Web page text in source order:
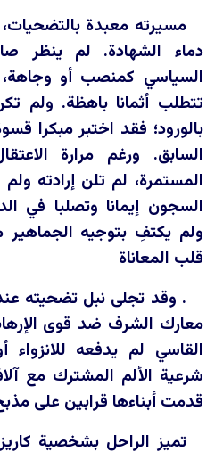
مسيرته معبدة بالتضحيات،
دماء الشهادة. لم ينظر
السياسي كمنصب أو وجاهة،
تتطلب أثمانا باهظة. ولم
بالورود؛ فقد اختبر مبكرا
السابق. ورغم مرارة
المستمرة، لم تلن إرادته
السجون إيمانا وتصلبا في
ولم يكتفِ بتوجيه
قلب المعاناة
. وقد تجلى نبل تضحيته
معارك الشرف ضد قوى
القاسي لم يدفعه للانزواء
شرعية الألم المشترك مع
قدمت أبناءها قرابين على
تميز الراحل بشخصية